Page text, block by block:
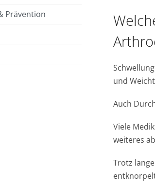
und
Auch
Viele
weiteres
Trotz
Prävention